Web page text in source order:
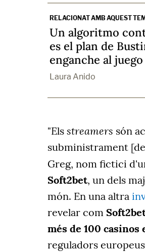
RELACIONAT AMB AQUEST
Un algoritmo
es el plan de
enganche al
Laura Anido
"Els streamers són
subministrament
Greg, nom fictici
Soft2bet, un dels
món. En una altra
revelar com
més de 100
reguladors